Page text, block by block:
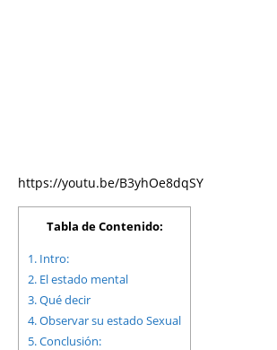
https://youtu.be/B3yhOe8dqSY
Tabla de Contenido:
1. Intro:
2. El estado mental
3.Qué decir
4.Observar su estado Sexual
5.Conclusión: